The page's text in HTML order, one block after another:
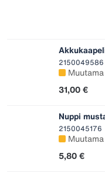
2150049586
31,00 €
Nuppi
2150045176
5,80 €